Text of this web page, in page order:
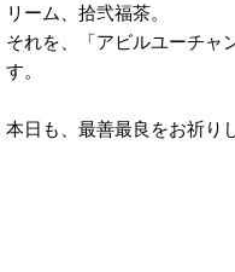
リーム、拾弐福茶。
それを、「アビルユーチャ
す。
本日も、最善最良をお祈り